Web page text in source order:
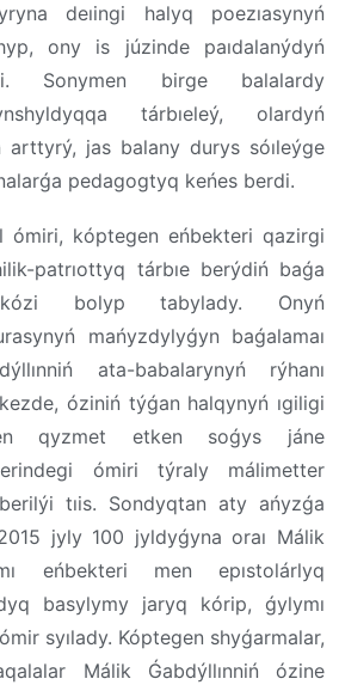
deıingi halyq poezıasynyń
ony is júzinde paıdalanýdyń
Sonymen birge balalardy
tárbıeleý, olardyń
arttyrý, jas balany durys sóıleýge
pedagogtyq keńes berdi.
ómiri, kóptegen eńbekteri qazirgi
patrıottyq tárbıe berýdiń baǵa
bolyp tabylady. Onyń
mańyzdylyǵyn baǵalamaı
ata-babalarynyń rýhanı
óziniń týǵan halqynyń ıgiligi
qyzmet etken soǵys jáne
ómiri týraly málimetter
tıis. Sondyqtan aty ańyzǵa
jyly 100 jyldyǵyna oraı Málik
eńbekteri men epıstolárlyq
basylymy jaryq kórip, ǵylymı
syılady. Kóptegen shyǵarmalar,
Málik Ǵabdýllınniń ózine